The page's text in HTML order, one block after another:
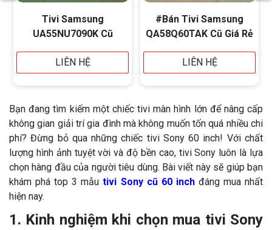
Tivi Samsung
UA55NU7090K Cũ
LIÊN HỆ
#Bán Tivi Samsung
QA58Q60TAK Cũ Giá Rẻ
LIÊN HỆ
Bạn đang tìm kiếm một chiếc tivi màn hình lớn để nâng cấp
không gian giải trí gia đình mà không muốn tốn quá nhiều chi
phí? Đừng bỏ qua những chiếc tivi Sony 60 inch! Với chất
lượng hình ảnh tuyệt vời và độ bền cao, tivi Sony luôn là lựa
chọn hàng đầu của người tiêu dùng. Bài viết này sẽ giúp bạn
khám phá top 3 mẫutivi Sony cũ 60 inchđáng mua nhất
hiện nay.
1. Kinh nghiệm khi chọn mua tivi Sony